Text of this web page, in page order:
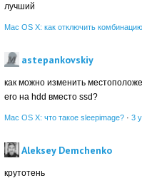
лучший
Mac OS X: как отключить
astepankovskiy
как можно изменить
его на hdd вместо ssd?
Mac OS X: что такое sleepimage? · 3
Aleksey Demchenko
крутотень